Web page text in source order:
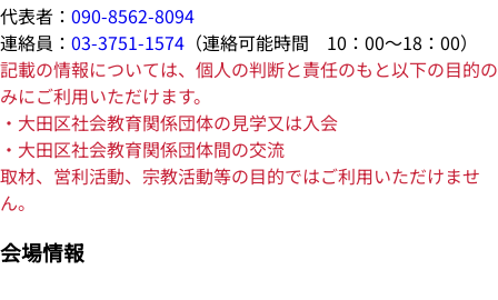
代表者： 090-8562-8094
連絡員： 03-3751-1574 （連絡可能時間 10：00～18：00）
記載の情報については、個人の判断と責任のもと以下の目的の
みにご利用いただけます。
・大田区社会教育関係団体の見学又は入会
・大田区社会教育関係団体間の交流
取材、営利活動、宗教活動等の目的ではご利用いただけませ
ん。
会場情報